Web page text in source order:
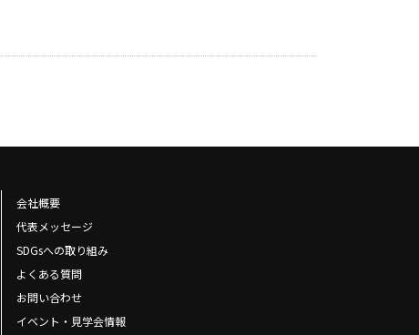
会社概要
代表メッセージ
SDGsへの取り組み
よくある質問
お問い合わせ
イベント・見学会情報